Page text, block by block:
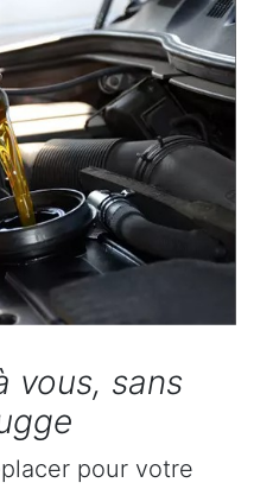
vous, sans
pour votre